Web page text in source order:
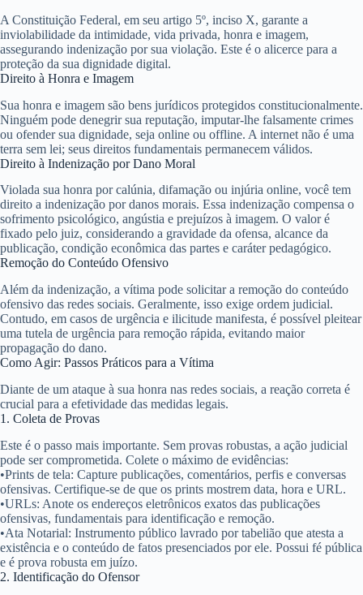
A Constituição Federal, em seu artigo 5º, inciso X, garante a
inviolabilidade da intimidade, vida privada, honra e imagem,
assegurando indenização por sua violação. Este é o alicerce para a
proteção da sua dignidade digital.
Direito à Honra e Imagem
Sua honra e imagem são bens jurídicos protegidos constitucionalmente.
Ninguém pode denegrir sua reputação, imputar-lhe falsamente crimes
ou ofender sua dignidade, seja online ou offline. A internet não é uma
terra sem lei; seus direitos fundamentais permanecem válidos.
Direito à Indenização por Dano Moral
Violada sua honra por calúnia, difamação ou injúria online, você tem
direito a indenização por danos morais. Essa indenização compensa o
sofrimento psicológico, angústia e prejuízos à imagem. O valor é
fixado pelo juiz, considerando a gravidade da ofensa, alcance da
publicação, condição econômica das partes e caráter pedagógico.
Remoção do Conteúdo Ofensivo
Além da indenização, a vítima pode solicitar a remoção do conteúdo
ofensivo das redes sociais. Geralmente, isso exige ordem judicial.
Contudo, em casos de urgência e ilicitude manifesta, é possível pleitear
uma tutela de urgência para remoção rápida, evitando maior
propagação do dano.
Como Agir: Passos Práticos para a Vítima
Diante de um ataque à sua honra nas redes sociais, a reação correta é
crucial para a efetividade das medidas legais.
1. Coleta de Provas
Este é o passo mais importante. Sem provas robustas, a ação judicial
pode ser comprometida. Colete o máximo de evidências:
•Prints de tela: Capture publicações, comentários, perfis e conversas
ofensivas. Certifique-se de que os prints mostrem data, hora e URL.
•URLs: Anote os endereços eletrônicos exatos das publicações
ofensivas, fundamentais para identificação e remoção.
•Ata Notarial: Instrumento público lavrado por tabelião que atesta a
existência e o conteúdo de fatos presenciados por ele. Possui fé pública
e é prova robusta em juízo.
2. Identificação do Ofensor